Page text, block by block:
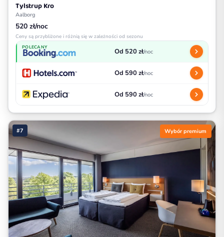
Tylstrup Kro
Aalborg
520 zł/noc
Ceny są przybliżone i różnią się w zależności od sezonu
POLECANY Od 520 zł/noc
Od 590 zł/noc
Od 590 zł/noc
#7 Wybór premium